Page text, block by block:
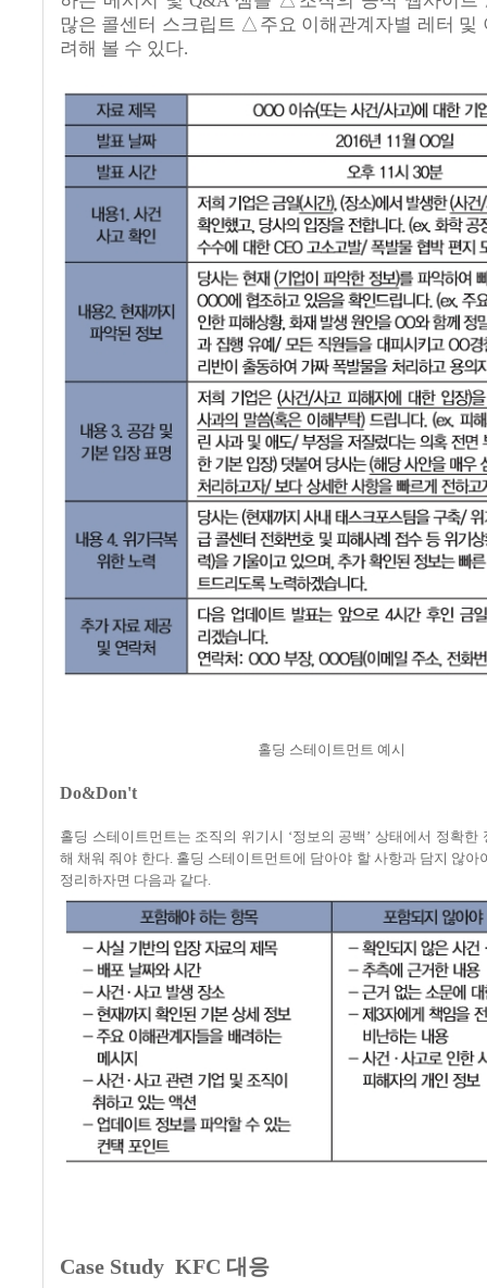
많은 콜센터 스크립트 △주요 이해관계자별 레터 및
려해 볼 수 있다.
홀딩 스테이트먼트 예시
Do&Don't
홀딩 스테이트먼트는 조직의 위기시 ‘정보의 공백’ 상태에서 정확한
해 채워 줘야 한다. 홀딩 스테이트먼트에 담아야 할 사항과 담지 않아
정리하자면 다음과 같다
Case Study KFC 대응